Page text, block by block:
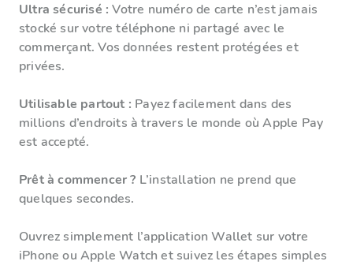
Ultra sécurisé : Votre numéro de carte n’est jamais
stocké sur votre téléphone ni partagé avec le
commerçant. Vos données restent protégées et
privées.
Utilisable partout : Payez facilement dans des
millions d’endroits à travers le monde où Apple Pay
est accepté.
Prêt à commencer ? L’installation ne prend que
quelques secondes.
Ouvrez simplement l’application Wallet sur votre
iPhone ou Apple Watch et suivez les étapes simples